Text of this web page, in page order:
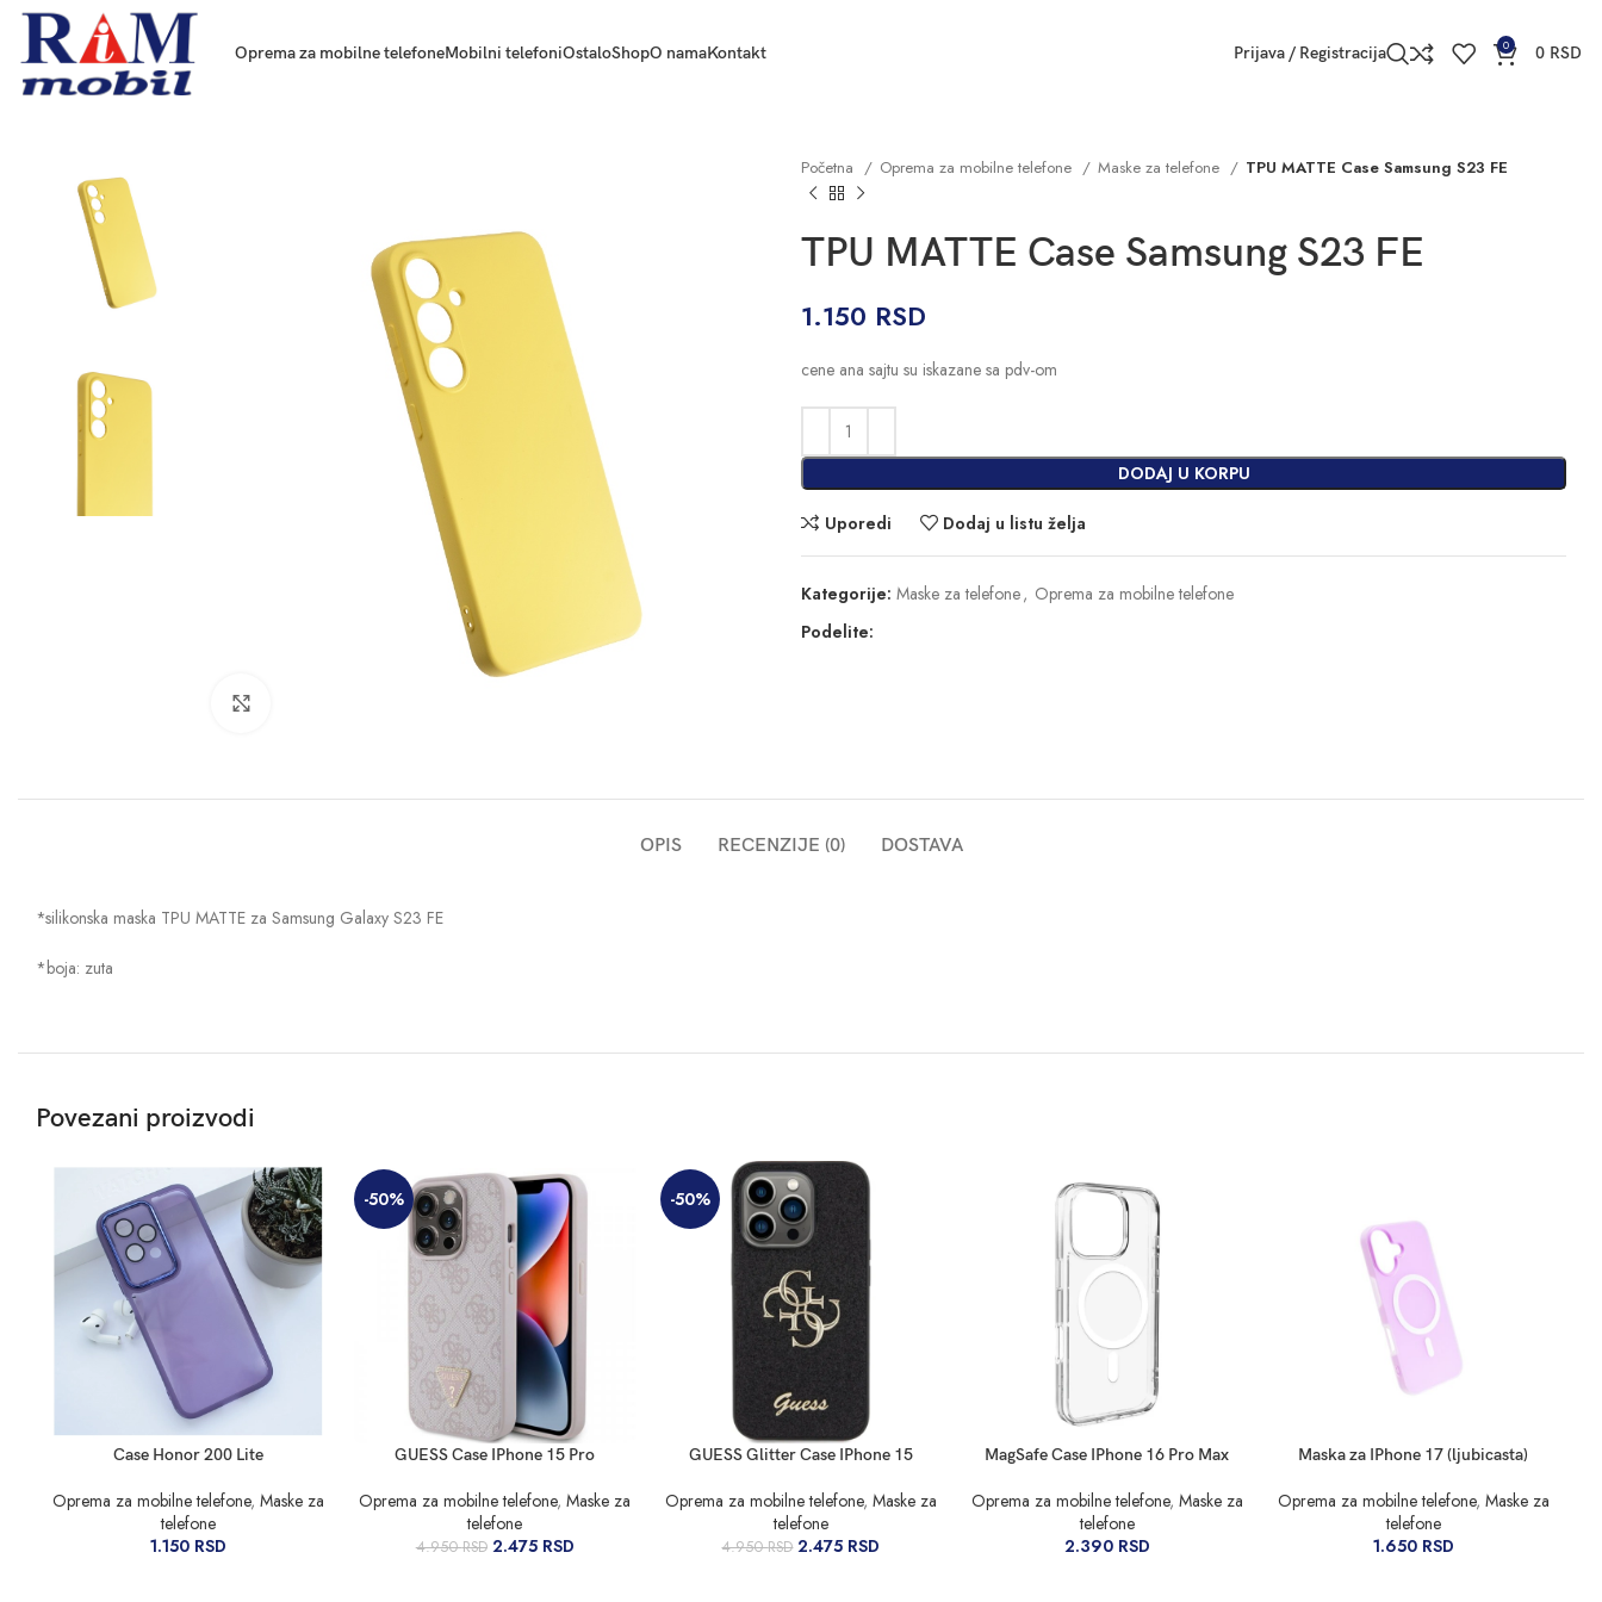
Oprema za mobilne telefoneMobilni telefoniOstaloShopO namaKontakt Prijava / Registracija 0 0 RSD
Početna Oprema za mobilne telefone Maske za telefone TPU MATTE Case Samsung S23 FE
TPU MATTE Case Samsung S23 FE
1.150 RSD
cene ana sajtu su iskazane sa pdv-om
DODAJ U KORPU
Uporedi Dodaj u listu želja
Kategorije: Maske za telefone, Oprema za mobilne telefone
Podelite:
OPIS RECENZIJE (0) DOSTAVA
*silikonska maska TPU MATTE za Samsung Galaxy S23 FE
*boja: zuta
Povezani proizvodi
DODAJ U KORPUCase Honor 200 Lite
Oprema za mobilne telefone,Maske za
telefone
1.150 RSD
-50%
DODAJ U KORPU
GUESS Case IPhone 15 Pro
Oprema za mobilne telefone,Maske za
telefone
4.950RSD 2.475 RSD
-50%
DODAJ U KORPU
GUESS Glitter Case IPhone 15
Oprema za mobilne telefone, Maske za
telefone
4.950RSD 2.475 RSD
DODAJ U KORPU
MagSafe Case IPhone 16 Pro Max
Oprema za mobilne telefone, Maske za
telefone
2.390 RSD
DODAJ U KORPU
Maska za IPhone 17 (ljubicasta)
Oprema za mobilne telefone, Maske za
telefone
1.650 RSD